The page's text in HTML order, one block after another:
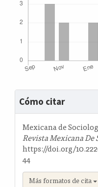
Detalles
del
artículo
Cómo citar
Mexicana de
Revista Mexicana De
https://doi.org/
44
Más formatos de cita